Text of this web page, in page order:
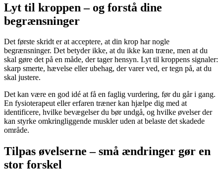
Lyt til kroppen – og forstå dine
begrænsninger
Det første skridt er at acceptere, at din krop har nogle
begrænsninger. Det betyder ikke, at du ikke kan træne, men at du
skal gøre det på en måde, der tager hensyn. Lyt til kroppens signaler:
skarp smerte, hævelse eller ubehag, der varer ved, er tegn på, at du
skal justere.
Det kan være en god idé at få en faglig vurdering, før du går i gang.
En fysioterapeut eller erfaren træner kan hjælpe dig med at
identificere, hvilke bevægelser du bør undgå, og hvilke øvelser der
kan styrke omkringliggende muskler uden at belaste det skadede
område.
Tilpas øvelserne – små ændringer gør en
stor forskel